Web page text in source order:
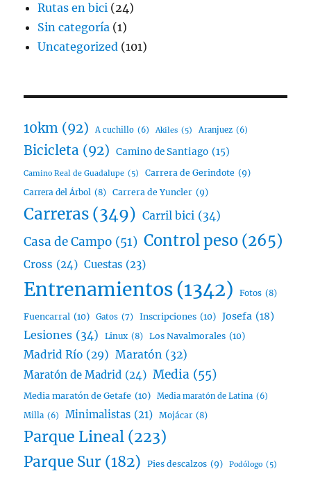
Rutas en bici (24)
Sin categoría (1)
Uncategorized (101)
10km (92) A cuchillo (6) Akiles (5) Aranjuez (6)
Bicicleta (92) Camino de Santiago (15)
Camino Real de Guadalupe (5) Carrera de Gerindote (9)
Carrera del Árbol (8) Carrera de Yuncler (9)
Carreras (349) Carril bici (34)
Casa de Campo (51) Control peso (265)
Cross (24) Cuestas (23)
Entrenamientos(1342) Fotos (8)
Fuencarral (10) Gatos (7) Inscripciones (10) Josefa (18)
Lesiones (34) Linux (8) Los Navalmorales (10)
Madrid Río (29) Maratón (32)
Maratón de Madrid (24) Media (55)
Media maratón de Getafe (10) Media maratón de Latina (6)
Milla (6) Minimalistas (21) Mojácar (8)
Parque Lineal (223)
Parque Sur (182) Pies descalzos (9) Podólogo (5)